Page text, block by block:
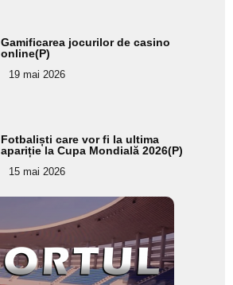
Gamificarea jocurilor de casino
online(P)
19 mai 2026
Fotbaliști care vor fi la ultima
apariție la Cupa Mondială 2026(P)
15 mai 2026